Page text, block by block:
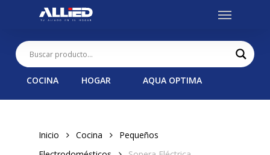
content
Menu
COCINA HOGAR AQUA OPTIMA
Inicio Cocina
Pequeños